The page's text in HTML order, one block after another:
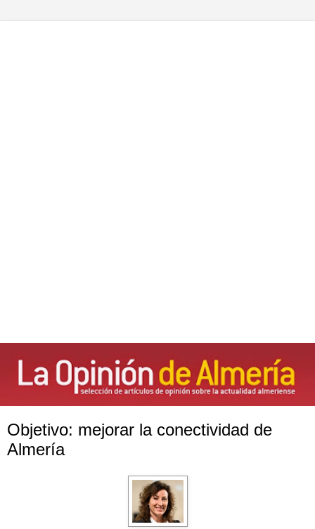
Objetivo: mejorar la conectividad de
Almería